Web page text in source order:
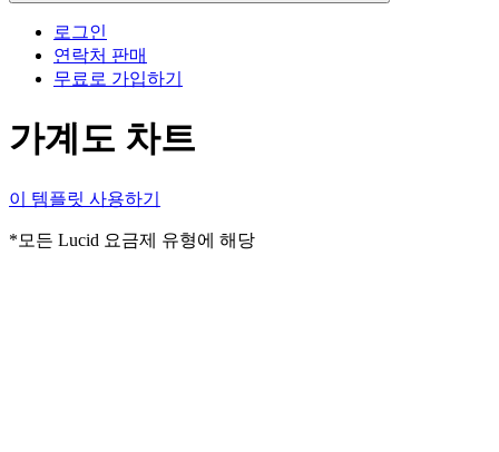
로그인
연락처 판매
무료로 가입하기
가계도 차트
이 템플릿 사용하기
*모든 Lucid 요금제 유형에 해당